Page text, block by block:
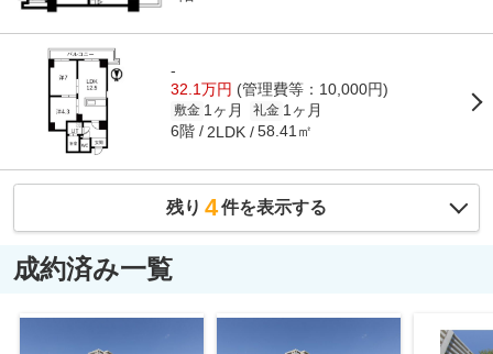
-
32.1万円 (管理費等：10,000円)
敷金 1ヶ月 礼金 1ヶ月
6階 2LDK 58.41㎡
残り 4件を表示する
成約済み一覧